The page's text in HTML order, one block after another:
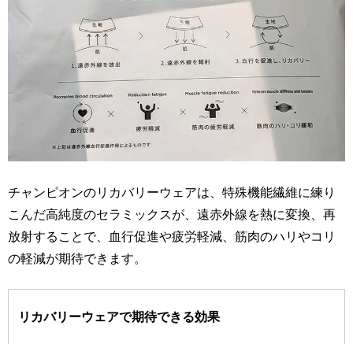
チャンピオンのリカバリーウェアは、特殊機能繊維に練り
こんだ高純度のセラミックスが、遠赤外線を熱に変換、再
放射することで、血行促進や疲労軽減、筋肉のハリやコリ
の軽減が期待できます。
リカバリーウェアで期待できる効果